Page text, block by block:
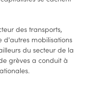
des transports,
d'autres mobilisations
du secteur de la
grèves a conduit à